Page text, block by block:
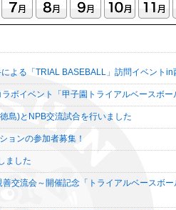
よる「TRIAL BASEBALL」訪問イベントin
ボイベント「甲子園トライアルベースボー
島)とNPB交流試合を行いました
ョンの参加者募集！
ました
交流会～開催記念「トライアルベースボ